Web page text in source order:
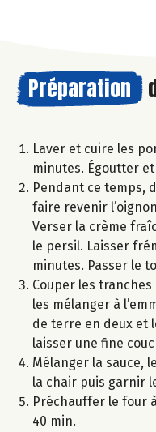
Préparation
Laver et cuire les
minutes. Égoutter
Pendant ce temps,
faire revenir
Verser la crème
le persil. Laisser
minutes. Passer le
Couper les
les mélanger à
de terre en deux et
laisser une fine
Mélanger la sauce,
la chair puis garnir
Préchauffer le four
40 min.